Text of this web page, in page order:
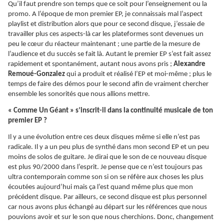
Qu’il faut prendre son temps que ce soit pour l’enseignement ou la
promo. A l’époque de mon premier EP, je connaissais mal l’aspect
playlist et distribution alors que pour ce second disque, j’essaie de
travailler plus ces aspects-là car les plateformes sont devenues un
peu le cœur du réacteur maintenant ; une partie de la mesure de
l’audience et du succès se fait là. Autant le premier EP s’est fait assez
rapidement et spontanément, autant nous avons pris ; Alexandre
Remoué-Gonzalez qui a produit et réalisé l’EP et moi-même ; plus le
temps de faire des démos pour le second afin de vraiment chercher
ensemble les sonorités que nous allions mettre.
« Comme Un Géant » s’inscrit-il dans la continuité musicale de ton
premier EP ?
Il y a une évolution entre ces deux disques même si elle n’est pas
radicale. Il y a un peu plus de synthé dans mon second EP et un peu
moins de solos de guitare. Je dirai que le son de ce nouveau disque
est plus 90/2000 dans l’esprit. Je pense que ce n’est toujours pas
ultra contemporain comme son si on se réfère aux choses les plus
écoutées aujourd’hui mais ça l’est quand même plus que mon
précédent disque. Par ailleurs, ce second disque est plus personnel
car nous avons plus échangé au départ sur les références que nous
pouvions avoir et sur le son que nous cherchions. Donc, changement